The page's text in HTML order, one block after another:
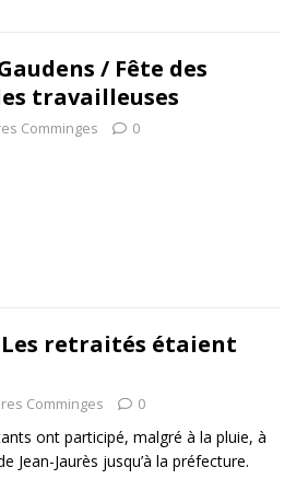
/ Fête des
travailleuses
Comminges 0
Les retraités étaient
Comminges 0
ont participé, malgré à la pluie, à
Jean-Jaurès jusqu’à la préfecture.